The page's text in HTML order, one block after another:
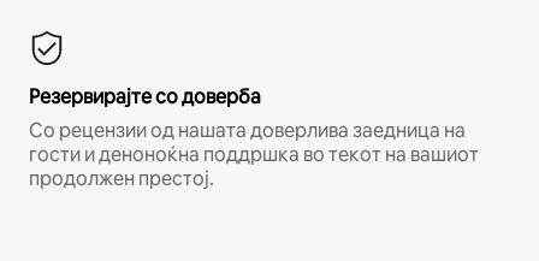
Резервирајте со доверба
Со рецензии од нашата доверлива заедница на
гости и деноноќна поддршка во текот на вашиот
продолжен престој.